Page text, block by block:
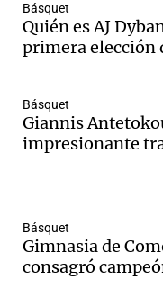
Básquet
Quién es AJ
primera elección
Básquet
Giannis
impresionante
Básquet
Gimnasia de
consagró